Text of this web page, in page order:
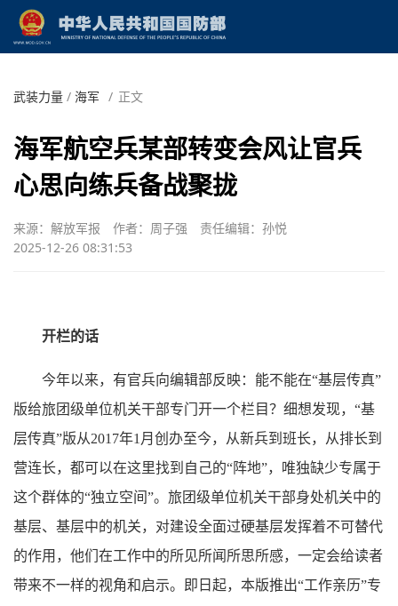
武装力量 / 海军 / 正文
海军航空兵某部转变会风让官兵
心思向练兵备战聚拢
来源：解放军报 作者：周子强
责任编辑：孙悦
2025-12-26 08:31:53
开栏的话
今年以来，有官兵向编辑部反映：能不能在“基层传真”
版给旅团级单位机关干部专门开一个栏目？细想发现，“基
层传真”版从2017年1月创办至今，从新兵到班长，从排长到
营连长，都可以在这里找到自己的“阵地”，唯独缺少专属于
这个群体的“独立空间”。旅团级单位机关干部身处机关中的
基层、基层中的机关，对建设全面过硬基层发挥着不可替代
的作用，他们在工作中的所见所闻所思所感，一定会给读者
带来不一样的视角和启示。即日起，本版推出“工作亲历”专